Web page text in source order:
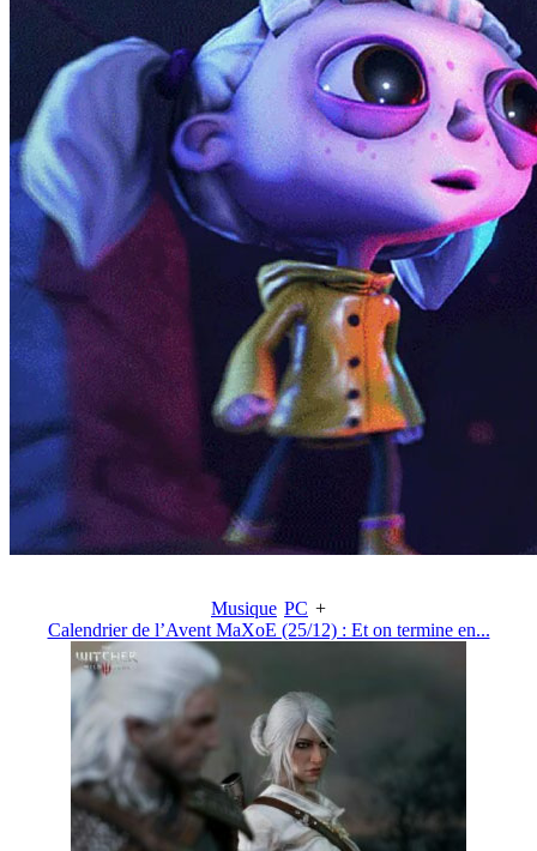
Musique PC +
Calendrier de l’Avent MaXoE (25/12) : Et on termine en...